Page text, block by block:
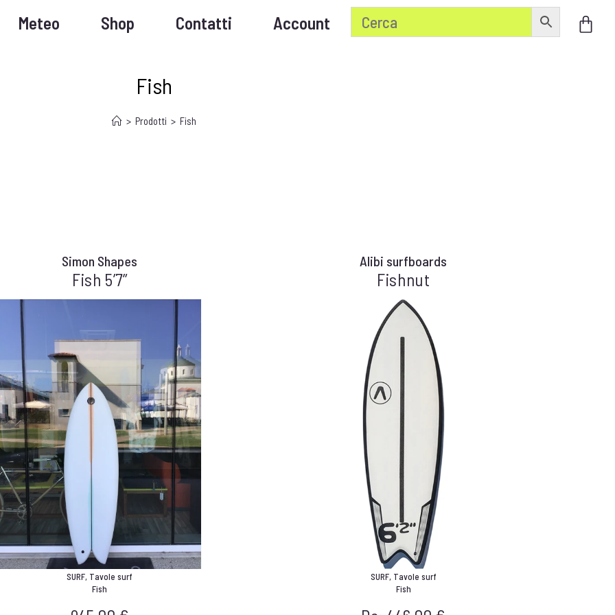
Meteo Shop Contatti Account
Fish
> Prodotti > Fish
Simon Shapes
Fish 5’7”
SURF, Tavole surf
Fish
Alibi surfboards
Fishnut
SURF, Tavole surf
Fish